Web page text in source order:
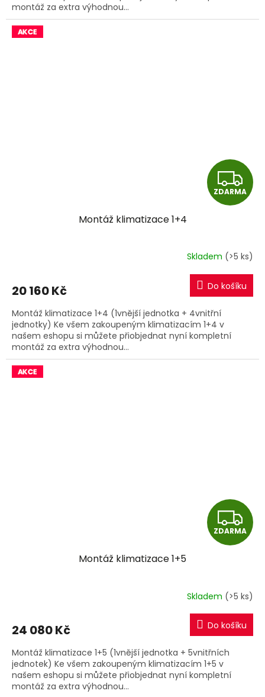
montáž za extra výhodnou...
Z
D
R
M
A
ZDARMA
Montáž klimatizace 1+4
Skladem (>5 ks)
20 160 Kč Do košíku
Montáž klimatizace 1+4 (1vnější jednotka + 4vnitřní
jednotky) Ke všem zakoupeným klimatizacím 1+4 v
našem eshopu si můžete přiobjednat nyní kompletní
montáž za extra výhodnou...
Z
D
R
M
A
ZDARMA
Montáž klimatizace 1+5
Skladem (>5 ks)
24 080 Kč Do košíku
Montáž klimatizace 1+5 (1vnější jednotka + 5vnitřních
jednotek) Ke všem zakoupeným klimatizacím 1+5 v
našem eshopu si můžete přiobjednat nyní kompletní
montáž za extra výhodnou...